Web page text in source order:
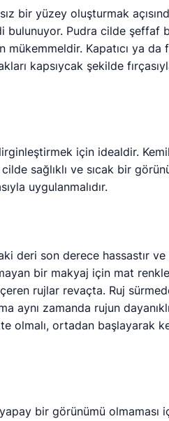
bir yüzey oluşturmak
bulunuyor. Pudra cilde
mükemmeldir. Kapatıcı ya
kapsıycak şekilde
için idealdir.
sağlıklı ve sıcak bir
uygulanmalıdır.
deri son derece hassastır
bir makyaj için mat
rujlar revaçta. Ruj
zamanda rujun
olmalı, ortadan başlayarak
bir görünümü olmaması